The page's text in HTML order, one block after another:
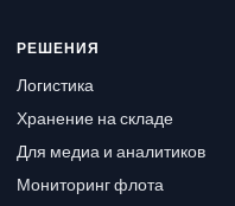
РЕШЕНИЯ
Логистика
Хранение на складе
Для медиа и аналитиков
Мониторинг флота